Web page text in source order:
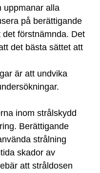
uppmanar alla
på berättigande
förstnämnda. Det
det bästa sättet att
är att undvika
inom strålskydd
Berättigande
strålning
skador av
att stråldosen